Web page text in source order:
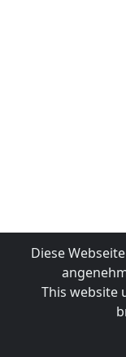
Diese
This website